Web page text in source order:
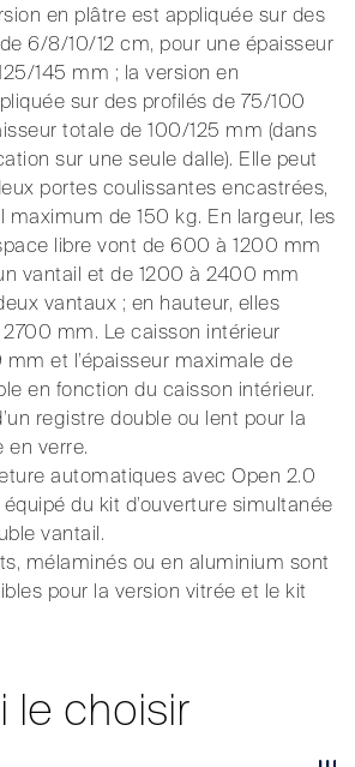
en plâtre est appliquée sur des
6/8/10/12 cm, pour une épaisseur
145 mm ; la version en
sur des profilés de 75/100
totale de 100/125 mm (dans
sur une seule dalle). Elle peut
portes coulissantes encastrées,
maximum de 150 kg. En largeur, les
libre vont de 600 à 1200 mm
vantail et de 1200 à 2400 mm
vantaux ; en hauteur, elles
mm. Le caisson intérieur
et l’épaisseur maximale de
en fonction du caisson intérieur.
registre double ou lent pour la
en verre.
automatiques avec Open 2.0
du kit d’ouverture simultanée
vantail.
mélaminés ou en aluminium sont
pour la version vitrée et le kit
le choisir